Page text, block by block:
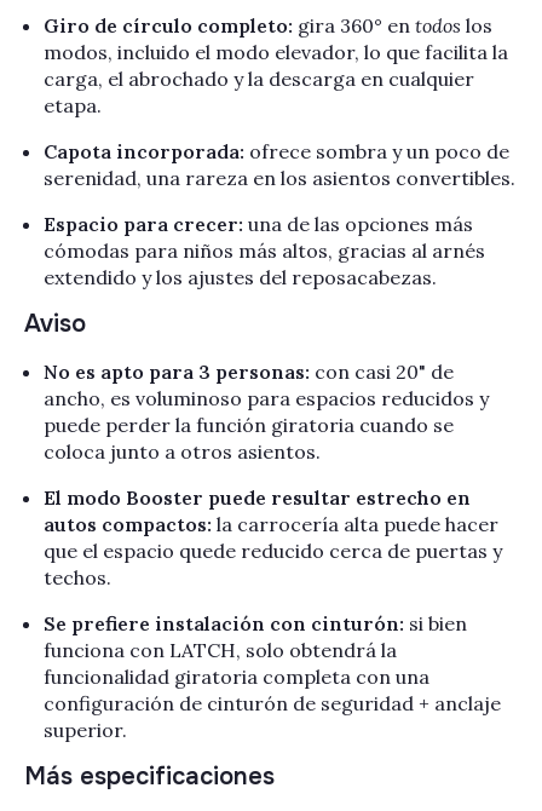
Giro de círculo completo: gira 360° entodos los
modos, incluido el modo elevador, lo que facilita la
carga, el abrochado y la descarga en cualquier
etapa.
Capota incorporada: ofrece sombra y un poco de
serenidad, una rareza en los asientos convertibles.
Espacio para crecer: una de las opciones más
cómodas para niños más altos, gracias al arnés
extendido y los ajustes del reposacabezas.
Aviso
No es apto para 3 personas: con casi 20" de
ancho, es voluminoso para espacios reducidos y
puede perder la función giratoria cuando se
coloca junto a otros asientos.
El modo Booster puede resultar estrecho en
autos compactos: la carrocería alta puede hacer
que el espacio quede reducido cerca de puertas y
techos.
Se prefiere instalación con cinturón: si bien
funciona con LATCH, solo obtendrá la
funcionalidad giratoria completa con una
configuración de cinturón de seguridad + anclaje
superior.
Más especificaciones